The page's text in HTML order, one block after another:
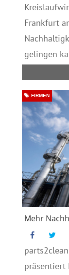
Frankfurt
gelingen
Mehr
FIRMEN
präsentiert